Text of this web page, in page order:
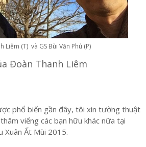
Liêm (T) và GS Bùi Văn Phú (P)
Đoàn Thanh Liêm
phổ biến gần đây, tôi xin tường thuật
viếng các bạn hữu khác nữa tại
Xuân Ất Mùi 2015.